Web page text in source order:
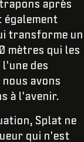
après
également
transforme un
mètres qui les
des
avons
à l'avenir.
Splat ne
qui n'est